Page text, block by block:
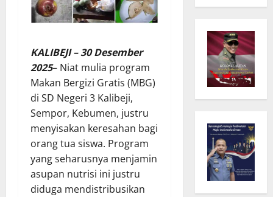
KALIBEJI – 30 Desember
2025– Niat mulia program
Makan Bergizi Gratis (MBG)
di SD Negeri 3 Kalibeji,
Sempor, Kebumen, justru
menyisakan keresahan bagi
orang tua siswa. Program
yang seharusnya menjamin
asupan nutrisi ini justru
diduga mendistribusikan